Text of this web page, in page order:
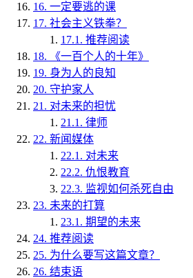
16. 一定要逃的课
17. 社会主义铁拳？
17.1. 推荐阅读
18.
《一百个人的十年》
19. 身为人的良知
20. 守护家人
21. 对未来的担忧
21.1. 律师
22. 新闻媒体
22.1. 对未来
22.2. 仇恨教育
22.3. 监视如何杀死自由
23. 未来的打算
23.1. 期望的未来
24. 推荐阅读
25. 为什么要写这篇文章？
26. 结束语